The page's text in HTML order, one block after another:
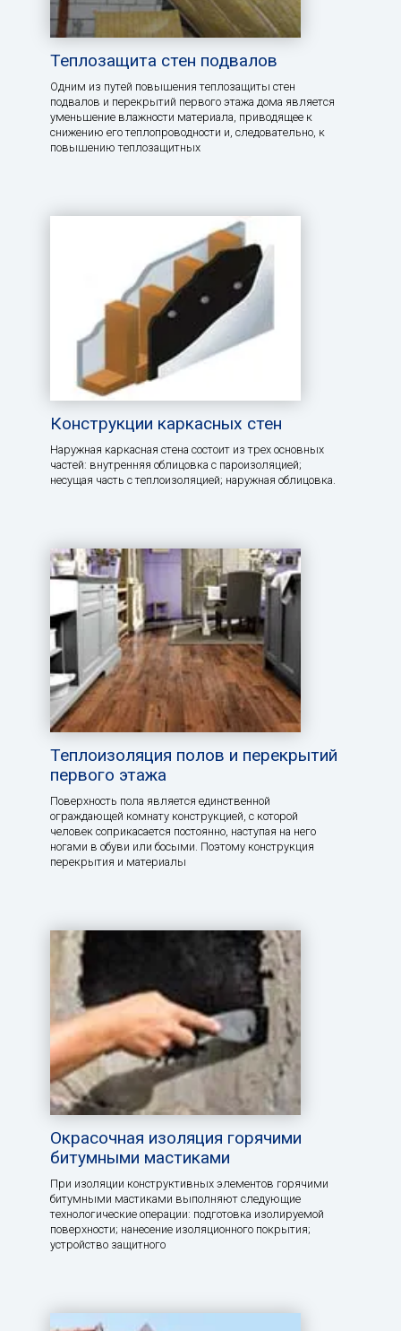
Теплозащита стен подвалов
Одним из путей повышения теплозащиты стен
подвалов и перекрытий первого этажа дома является
уменьшение влажности материала, приводящее к
снижению его теплопроводности и, следовательно, к
повышению теплозащитных
Конструкции каркасных стен
Наружная каркасная стена состоит из трех основных
частей: внутренняя облицовка с пароизоляцией;
несущая часть с теплоизоляцией; наружная облицовка.
Теплоизоляция полов и перекрытий
первого этажа
Поверхность пола является единственной
ограждающей комнату конструкцией, с которой
человек соприкасается постоянно, наступая на него
ногами в обуви или босыми. Поэтому конструкция
перекрытия и материалы
Окрасочная изоляция горячими
битумными мастиками
При изоляции конструктивных элементов горячими
битумными мастиками выполняют следующие
технологические операции: подготовка изолируемой
поверхности; нанесение изоляционного покрытия;
устройство защитного